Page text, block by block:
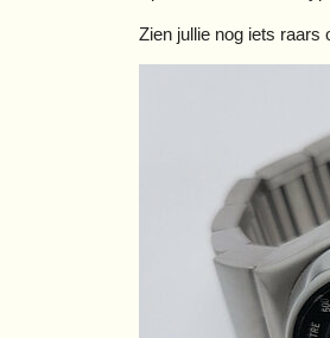
Zien jullie nog iets raars